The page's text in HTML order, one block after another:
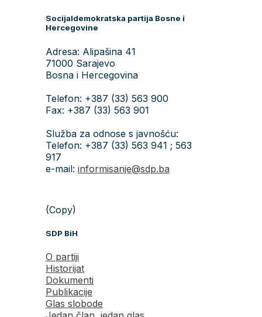
Socijaldemokratska partija Bosne i
Hercegovine
Adresa: Alipašina 41
71000 Sarajevo
Bosna i Hercegovina
Telefon: +387 (33) 563 900
Fax: +387 (33) 563 901
Služba za odnose s javnošću:
Telefon: +387 (33) 563 941 ; 563
917
e-mail: informisanje@sdp.ba
(Copy)
SDP BiH
O partiji
Historijat
Dokumenti
Publikacije
Glas slobode